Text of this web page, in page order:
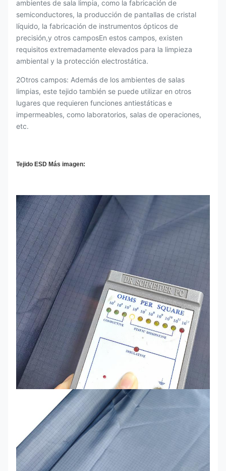
ambientes de sala limpia, como la fabricación de
semiconductores, la producción de pantallas de cristal
líquido, la fabricación de instrumentos ópticos de
precisión,y otros camposEn estos campos, existen
requisitos extremadamente elevados para la limpieza
ambiental y la protección electrostática.
2Otros campos: Además de los ambientes de salas
limpias, este tejido también se puede utilizar en otros
lugares que requieren funciones antiestáticas e
impermeables, como laboratorios, salas de operaciones,
etc.
Tejido ESD Más imagen: